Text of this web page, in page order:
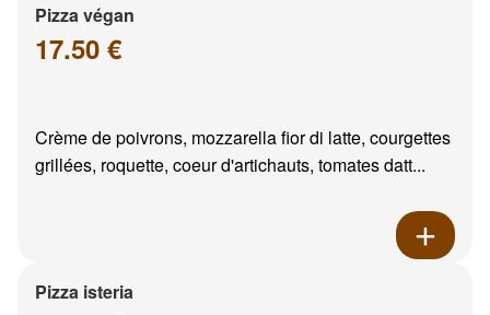
Pizza végan
17.50 €
Crème de poivrons, mozzarella fior di latte, courgettes
grillées, roquette, coeur d'artichauts, tomates datt...
Pizza isteria